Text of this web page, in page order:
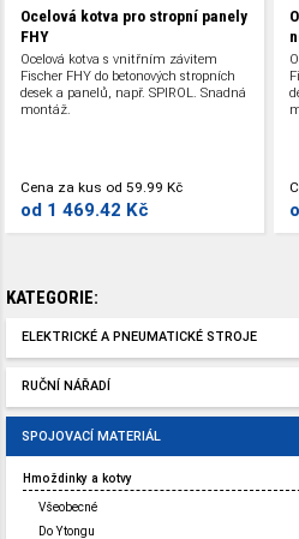
Ocelová kotva pro stropní panely
FHY
Ocelová kotva s vnitřním závitem
Fischer FHY do betonových stropních
desek a panelů, např. SPIROL. Snadná
montáž.
Cena za kus od 59.99 Kč
od 1 469.42 Kč
KATEGORIE:
ELEKTRICKÉ A PNEUMATICKÉ STROJE
RUČNÍ NÁŘADÍ
SPOJOVACÍ MATERIÁL
Hmoždinky a kotvy
Všeobecné
Do Ytongu